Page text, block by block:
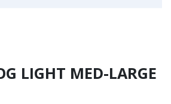
LIGHT MED-LARGE